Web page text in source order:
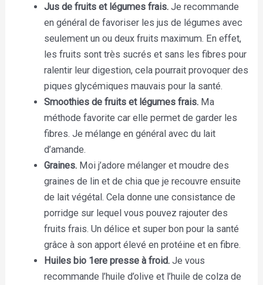
Jus de fruits et légumes frais.Je recommande
en général de favoriser les jus de légumes avec
seulement un ou deux fruits maximum. En effet,
les fruits sont très sucrés et sans les fibres pour
ralentir leur digestion, cela pourrait provoquer des
piques glycémiques mauvais pour la santé.
Smoothies de fruits et légumes frais.Ma
méthode favorite car elle permet de garder les
fibres. Je mélange en général avec du lait
d’amande.
Graines.Moi j’adore mélanger et moudre des
graines de lin et de chia que je recouvre ensuite
de lait végétal. Cela donne une consistance de
porridge sur lequel vous pouvez rajouter des
fruits frais. Un délice et super bon pour la santé
grâce à son apport élevé en protéine et en fibre.
Huiles bio 1ere presse à froid.Je vous
recommande l’huile d’olive et l’huile de colza de